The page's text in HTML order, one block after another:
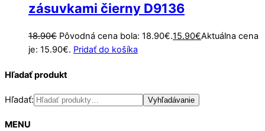
zásuvkami čierny D9136
18.90€ Pôvodná cena bola: 18.90€.15.90€Aktuálna cena
je: 15.90€. Pridať do košíka
Hľadať produkt
Hľadať: Vyhľadávanie
MENU